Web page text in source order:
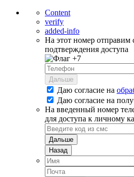
Content
verify
added-info
На этот номер отправим
подтверждения доступа
+7
Дальше
Даю согласие на
Даю согласие на
На введенный номер
для доступа к личному
Дальше
Назад